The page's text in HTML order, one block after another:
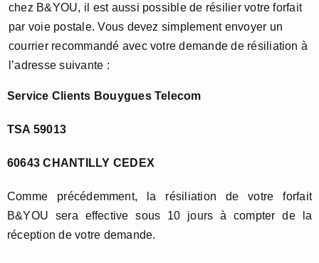
chez B&YOU, il est aussi possible de résilier votre forfait
par voie postale. Vous devez simplement envoyer un
courrier recommandé avec votre demande de résiliation à
l’adresse suivante :
Service Clients Bouygues Telecom
TSA 59013
60643 CHANTILLY CEDEX
Comme précédemment, la résiliation de votre forfait
B&YOU sera effective sous 10 jours à compter de la
réception de votre demande.